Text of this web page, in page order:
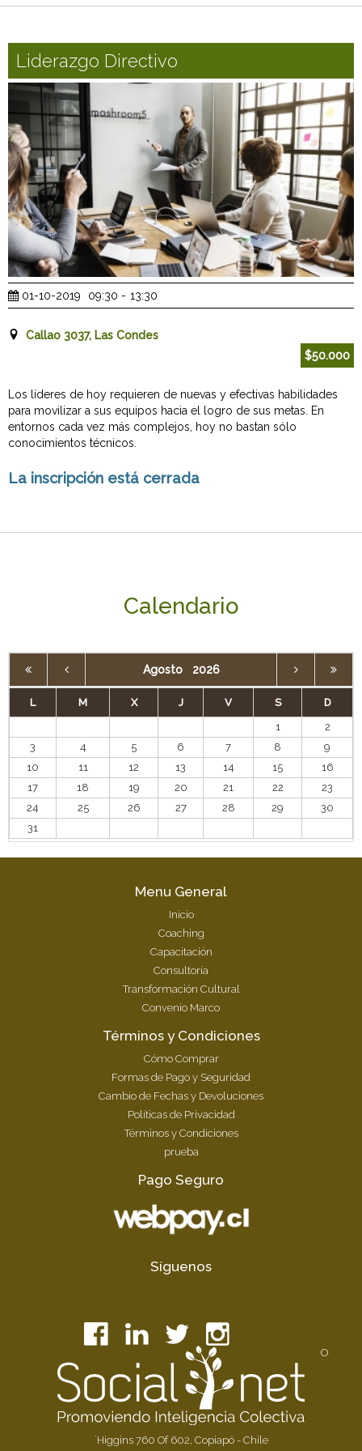
Liderazgo Directivo
01-10-2019 09:30 - 13:30
Callao 3037, Las Condes
$50.000
Los líderes de hoy requieren de nuevas y efectivas habilidades
para movilizar a sus equipos hacia el logro de sus metas. En
entornos cada vez más complejos, hoy no bastan sólo
conocimientos técnicos.
La inscripción está cerrada
Calendario
Agosto 2026
L M X J V S
D
1
2
3
4 5 6 7 8
9
10
11 12 13 14 15
16
17
18 19 20 21 22
23
24
25 26 27 28 29
30
31
Menu General
Inicio
Coaching
Capacitación
Consultoría
Transformación Cultural
Convenio Marco
Términos y Condiciones
Cómo Comprar
Formas de Pago y Seguridad
Cambio de Fechas y Devoluciones
Políticas de Privacidad
Términos y Condiciones
prueba
Pago Seguro
Síguenos
O
´Higgins 760 Of 602, Copiapó - Chile